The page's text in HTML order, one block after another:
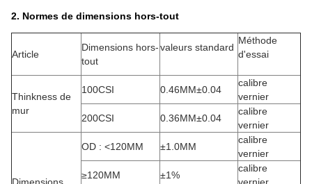
2. Normes de dimensions hors-tout
Article
Dimensions hors-
tout
valeurs standard
Méthode
d'essai
Thinkness de
mur
100CSI 0.46MM±0.04
calibre
vernier
200CSI
0.36MM±0.04
calibre
vernier
OD : <120MM ±1.0MM
calibre
vernier
≥120MM
±1%
calibre